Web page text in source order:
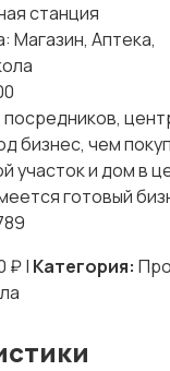
станция
Магазин, Аптека,
бизнес, чем
участок и дом в
готовый
₽ | Категория: